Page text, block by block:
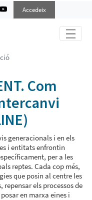
COM
Accedeix
Com
generacionals i en els
i entitats enfrontin
per a les
reptes. Cada cop més,
que posin al centre les
repensar els processos de
en marxa eines i